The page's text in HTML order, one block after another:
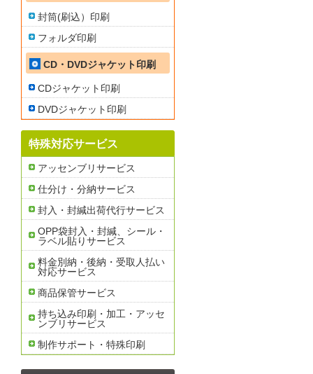
封筒(刷込）印刷
フォルダ印刷
CD・DVDジャケット印刷
CDジャケット印刷
DVDジャケット印刷
特殊対応サービス
アッセンブリサービス
仕分け・分納サービス
封入・封緘出荷代行サービス
OPP袋封入・封緘、シール・
ラベル貼りサービス
料金別納・後納・受取人払い
対応サービス
商品保管サービス
持ち込み印刷・加工・アッセ
ンブリサービス
制作サポート・特殊印刷